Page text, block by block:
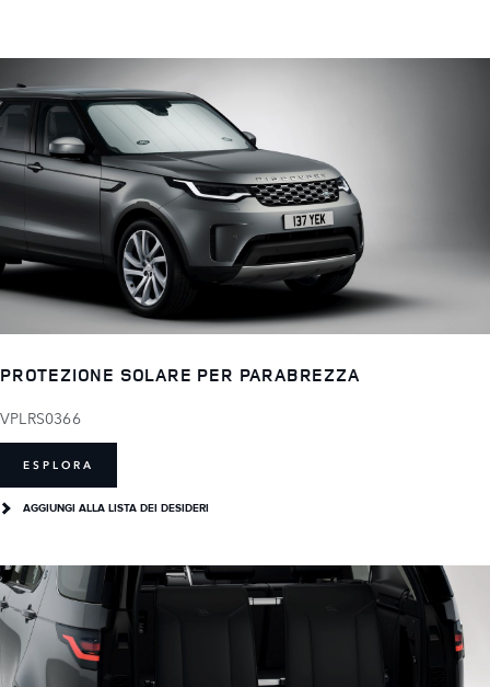
PROTEZIONE SOLARE PER PARABREZZA
VPLRS0366
ESPLORA
AGGIUNGI ALLA LISTA DEI DESIDERI